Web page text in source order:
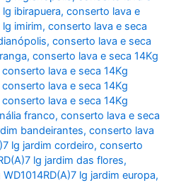
lg ibirapuera,conserto lava e
lg imirim,conserto lava e seca
,conserto lava e seca
,conserto lava e seca 14Kg
conserto lava e seca 14Kg
conserto lava e seca 14Kg
conserto lava e seca 14Kg
franco,conserto lava e seca
bandeirantes,conserto lava
lg jardim cordeiro,conserto
lg jardim das flores,
lg jardim europa,